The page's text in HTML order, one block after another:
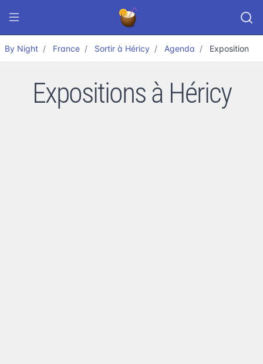
By Night France Sortir à Héricy Agenda Exposition
Expositions à Héricy